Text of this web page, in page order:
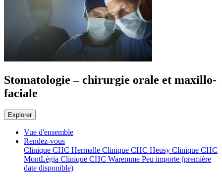
Stomatologie – chirurgie orale et maxillo-
faciale
Explorer
Vue d'ensemble
Rendez-vous
Clinique CHC Hermalle Clinique CHC Heusy Clinique CHC
MontLégia Clinique CHC Waremme Peu importe (première
date disponible)